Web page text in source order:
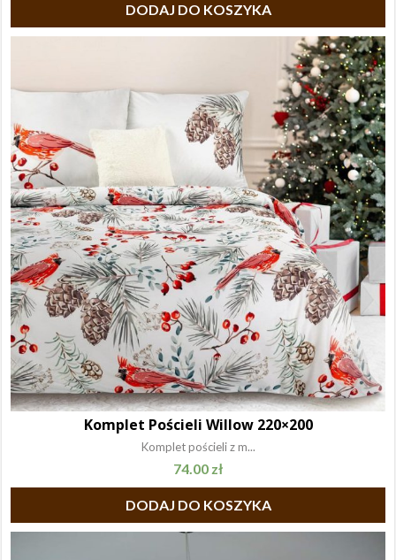
DODAJ DO KOSZYKA
Komplet Pościeli Willow 220×200
Komplet pościeli z m...
74.00 zł
DODAJ DO KOSZYKA